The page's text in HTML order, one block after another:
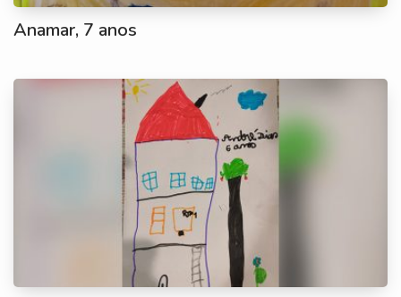
Anamar, 7 anos